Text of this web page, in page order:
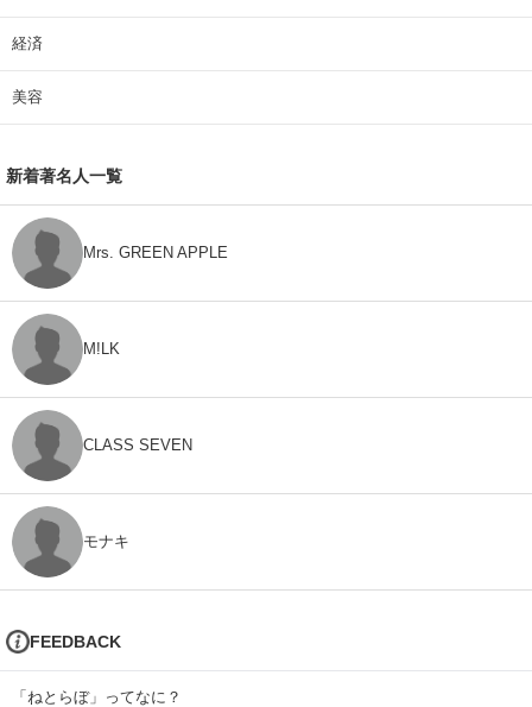
経済
美容
新着著名人一覧
Mrs. GREEN APPLE
M!LK
CLASS SEVEN
モナキ
FEEDBACK
「ねとらぼ」ってなに？